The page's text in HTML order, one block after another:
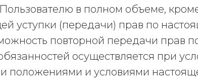
в полном объеме,
уступки (передачи) прав по
повторной передачи прав
осуществляется при
положениями и условиями